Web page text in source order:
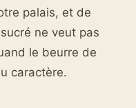
palais, et de
ne veut pas
le beurre de
caractère.